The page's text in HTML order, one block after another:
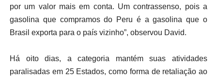
por um valor mais em conta. Um contrassenso, pois a
gasolina que compramos do Peru é a gasolina que o
Brasil exporta para o país vizinho”, observou David.
Há oito dias, a categoria mantém suas atividades
paralisadas em 25 Estados, como forma de retaliação ao